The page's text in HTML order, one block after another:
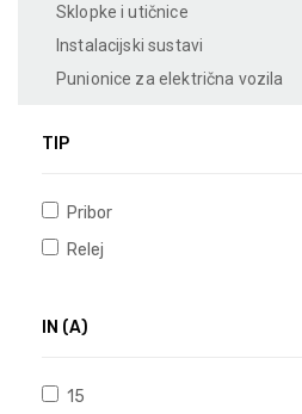
Sklopke i utičnice
Instalacijski sustavi
Punionice za električna vozila
TIP
Pribor
Relej
IN (A)
15